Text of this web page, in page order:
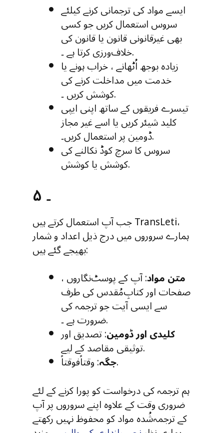
ایسے مواد کی ترجمانی کرنے کیلئے
سروس استعمال کریں جو کسی
بھی غیرقانونی قانون یا قانون کی
خلاف‌ورزی کرتا ہے ۔.
زیادہ بوجھ اُٹھانے ، خراب ہونے یا
خدمت میں مداخلت کرنے کی
کوشش کریں ۔.
تیسرے فریقوں کے ساتھ اپنی ایپی
کلید شیئر کریں یا اسے غیر مجاز
ڈومین پر استعمال کریں۔.
سروس کا سرچ کوڈ نکالنے کی
کوشش یا کوشش.
۵ ۔
جب آپ استعمال کرتے ہیں TransLeti،
ہمارے سروروں میں درج ذیل اعداد و شمار
بھیجے گئے ہیں:
متن مواد: آپ کے پوسٹ‌نگاروں ،
صفحات اور کتابِ‌مُقدس کی طرف
سے ایسی آیت جو ترجمہ کی
ضرورت ہے ۔.
کلیدی اور ڈومین: تصدیق اور
توثیقی مقاصد کے لیے.
جگہ: وقتاًفوقتاً.
ہم ترجمہ کی درخواست کو پورا کرنے کے لئے
ضروری وقت کے علاوہ اپنے سروروں پر آپ
کے ترجمہ‌شُدہ مواد کو محفوظ نہیں رکھتے